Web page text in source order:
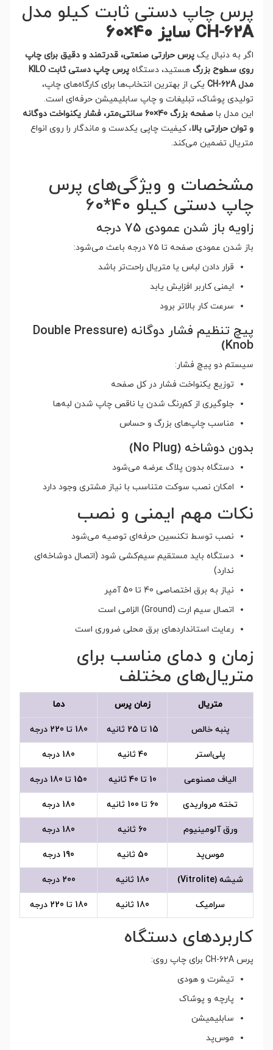
پرس چاپ دستی ثابت کیلو مدل
CH-62A سایز 40×60
اگر به دنبال یک پرس حرارتی صنعتی، قدرتمند و دقیق برای چاپ
روی سطوح بزرگ هستید، دستگاه
پرس چاپ دستی ثابت KILO
مدل CH-62A
یکی از بهترین انتخاب‌ها برای کارگاه‌های چاپ،
تولیدی پوشاک، تبلیغات و چاپ سابلیمیشن حرفه‌ای است.
این مدل با
صفحه بزرگ 40×60 سانتی‌متر، فشار یکنواخت دوگانه
و توان حرارتی بالا، کیفیت چاپی یکدست و ماندگار را روی انواع
متریال تضمین می‌کند.
مشخصات و ویژگی‌های پرس
چاپ دستی کیلو 40*60
زاویه باز شدن عمودی 75 درجه
باز شدن عمودی صفحه تا ۷۵ درجه باعث می‌شود:
قرار دادن لباس یا متریال راحت‌تر باشد
ایمنی کاربر افزایش یابد
سرعت کار بالاتر برود
پیچ تنظیم فشار دوگانه (Double Pressure
Knob)
سیستم دو پیچ فشار:
توزیع یکنواخت فشار در کل صفحه
جلوگیری از کم‌رنگ شدن یا ناقص چاپ شدن لبه‌ها
مناسب چاپ‌های بزرگ و حساس
بدون دوشاخه (No Plug)
دستگاه بدون پلاگ عرضه می‌شود
امکان نصب سوکت متناسب با نیاز مشتری وجود دارد
نکات مهم ایمنی و نصب
نصب توسط تکنسین حرفه‌ای توصیه می‌شود
دستگاه باید مستقیم سیم‌کشی شود (اتصال دوشاخه‌ای
ندارد)
نیاز به برق اختصاصی 40 تا 50 آمپر
اتصال سیم ارت (Ground) الزامی است
رعایت استانداردهای برق محلی ضروری است
زمان و دمای مناسب برای
متریال‌های مختلف
متریال زمان پرس دما
پنبه خالص 15 تا 25 ثانیه 180 تا 220 درجه
پلی‌استر 40 ثانیه 180 درجه
الیاف مصنوعی 10 تا 40 ثانیه 150 تا 180 درجه
تخته مرواریدی 60 تا 100 ثانیه 180 درجه
ورق آلومینیوم 60 ثانیه 180 درجه
موس‌پد 50 ثانیه 190 درجه
شیشه (Vitrolite) 180 ثانیه 200 درجه
سرامیک 180 ثانیه 180 تا 220 درجه
کاربردهای دستگاه
پرس CH-62A برای چاپ روی:
تیشرت و هودی
پارچه و پوشاک
سابلیمیشن
موس‌پد